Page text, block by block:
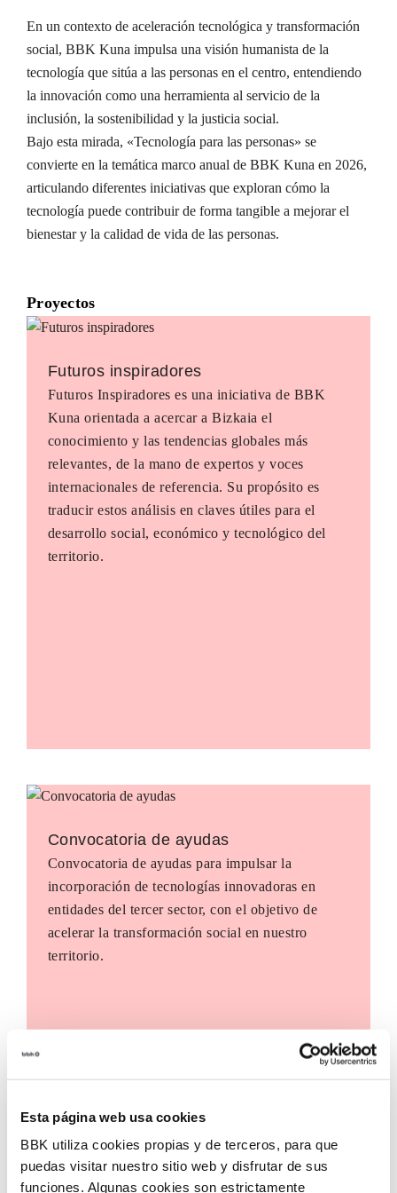
Esta página web usa cookies
BBK utiliza cookies propias y de terceros, para que
puedas visitar nuestro sitio web y disfrutar de sus
funciones. Algunas cookies son estrictamente
En un contexto de aceleración tecnológica y transformación
social, BBK Kuna impulsa una visión humanista de la
tecnología que sitúa a las personas en el centro, entendiendo
la innovación como una herramienta al servicio de la
inclusión, la sostenibilidad y la justicia social.
Bajo esta mirada, «Tecnología para las personas» se
convierte en la temática marco anual de BBK Kuna en 2026,
articulando diferentes iniciativas que exploran cómo la
tecnología puede contribuir de forma tangible a mejorar el
bienestar y la calidad de vida de las personas.
Proyectos
Futuros inspiradores
Futuros Inspiradores es una iniciativa de BBK
Kuna orientada a acercar a Bizkaia el
conocimiento y las tendencias globales más
relevantes, de la mano de expertos y voces
internacionales de referencia. Su propósito es
traducir estos análisis en claves útiles para el
desarrollo social, económico y tecnológico del
territorio.
Convocatoria de ayudas
Convocatoria de ayudas para impulsar la
incorporación de tecnologías innovadoras en
entidades del tercer sector, con el objetivo de
acelerar la transformación social en nuestro
territorio.